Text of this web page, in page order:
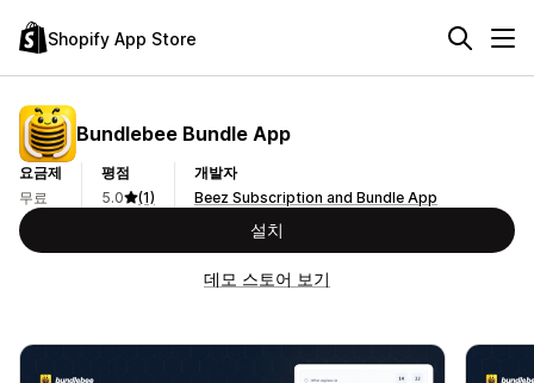
Shopify App Store
Bundlebee Bundle App
요금제
무료
평점
5.0
(1)
개발자
Beez Subscription and Bundle App
설치
데모 스토어 보기